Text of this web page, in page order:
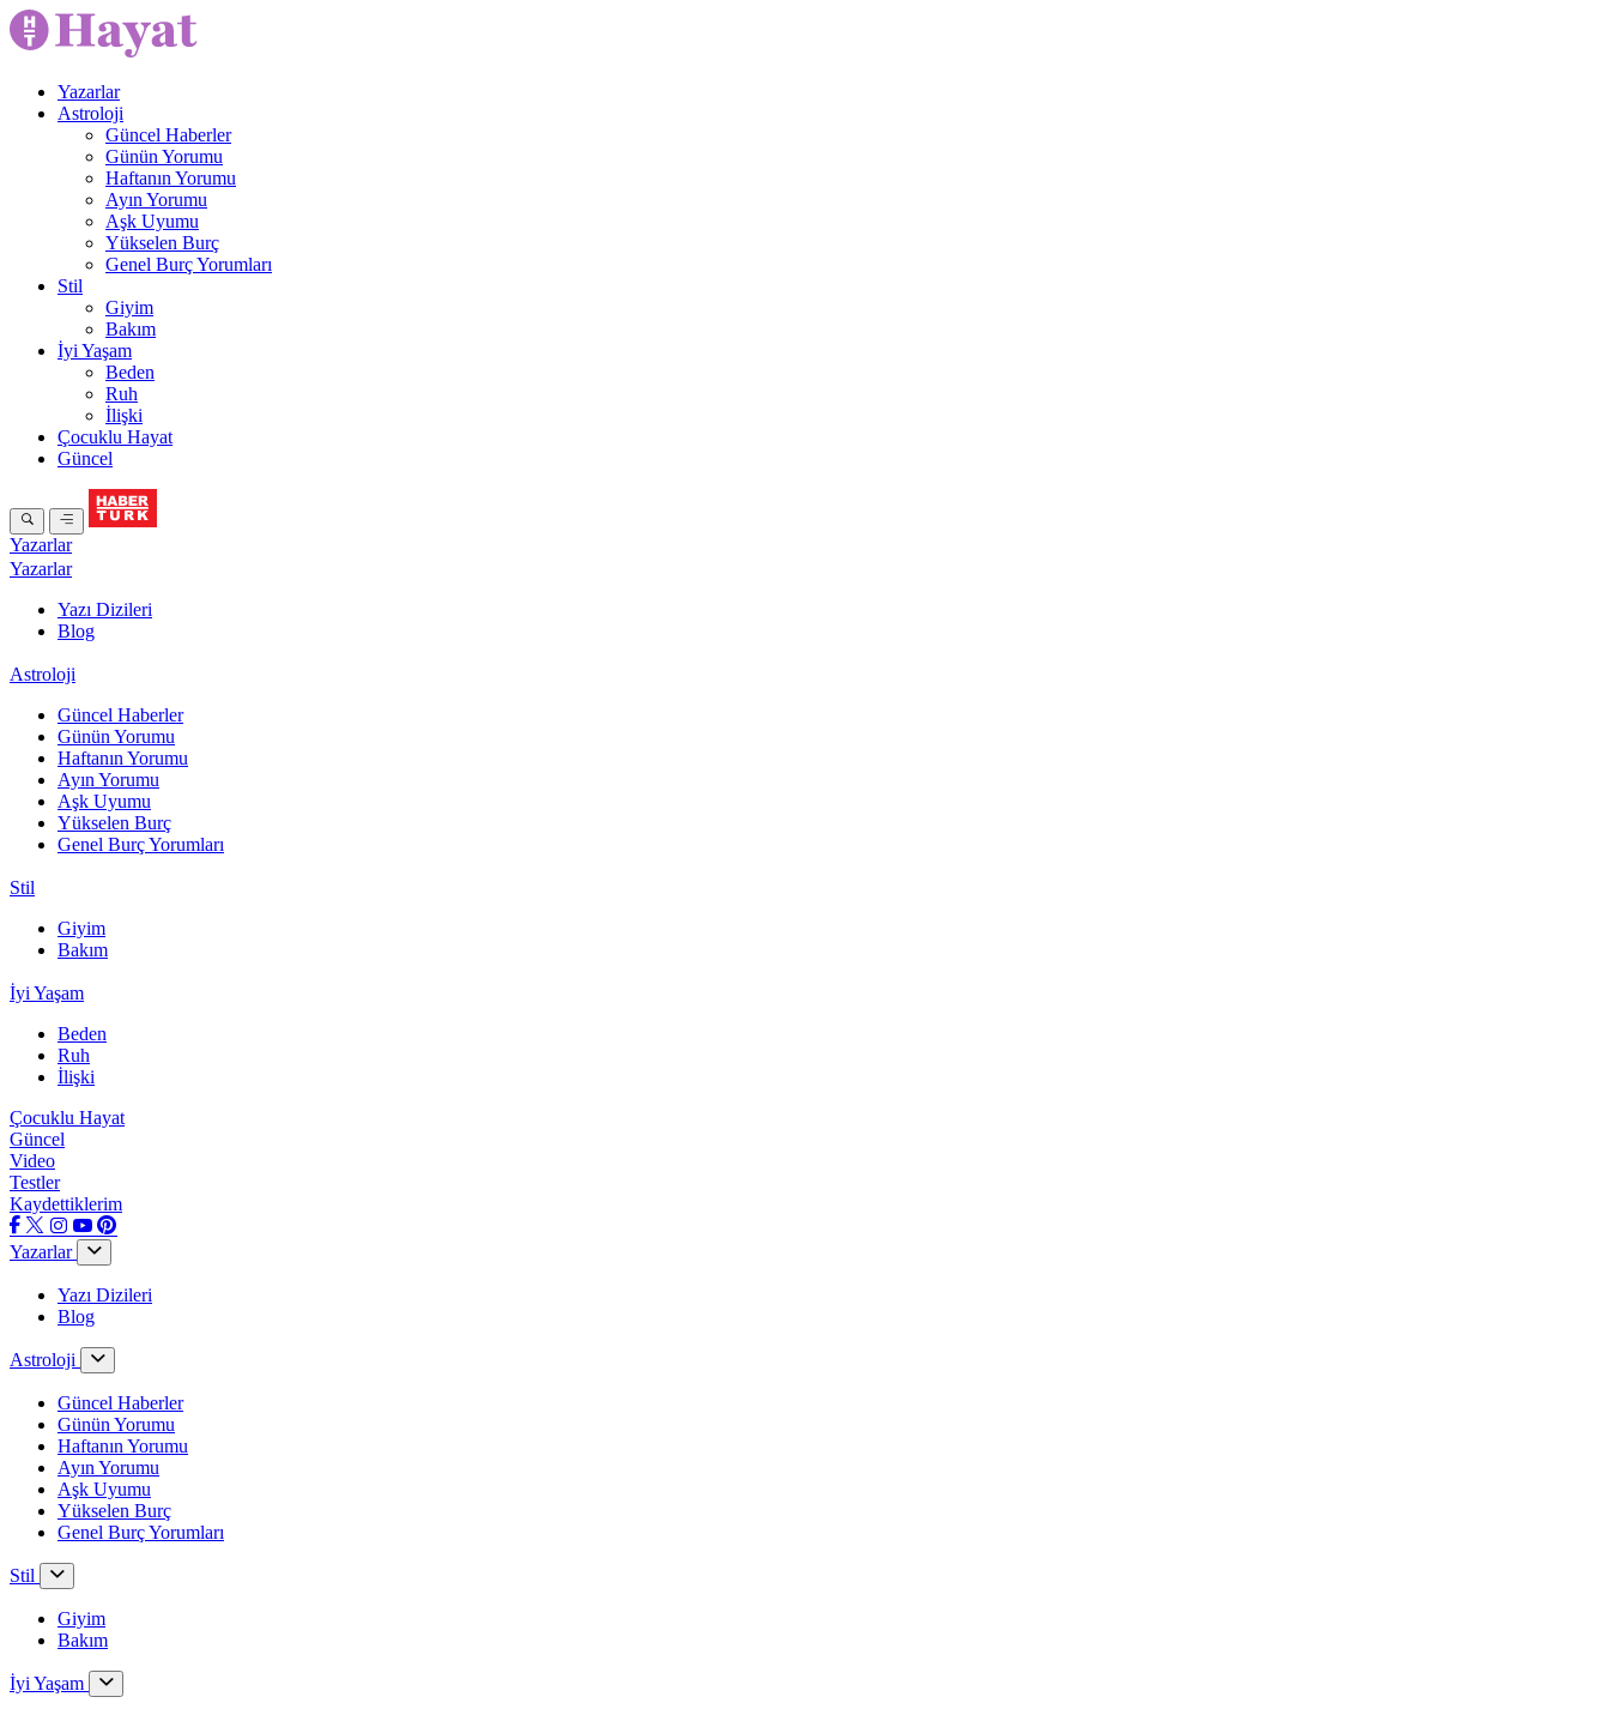
Yazarlar
Astroloji
Güncel Haberler
Günün Yorumu
Haftanın Yorumu
Ayın Yorumu
Aşk Uyumu
Yükselen Burç
Genel Burç Yorumları
Stil
Giyim
Bakım
İyi Yaşam
Beden
Ruh
İlişki
Çocuklu Hayat
Güncel
Yazarlar
Yazarlar
Yazı Dizileri
Blog
Astroloji
Güncel Haberler
Günün Yorumu
Haftanın Yorumu
Ayın Yorumu
Aşk Uyumu
Yükselen Burç
Genel Burç Yorumları
Stil
Giyim
Bakım
İyi Yaşam
Beden
Ruh
İlişki
Çocuklu Hayat
Güncel
Video
Testler
Kaydettiklerim
Yazarlar
Yazı Dizileri
Blog
Astroloji
Güncel Haberler
Günün Yorumu
Haftanın Yorumu
Ayın Yorumu
Aşk Uyumu
Yükselen Burç
Genel Burç Yorumları
Stil
Giyim
Bakım
İyi Yaşam